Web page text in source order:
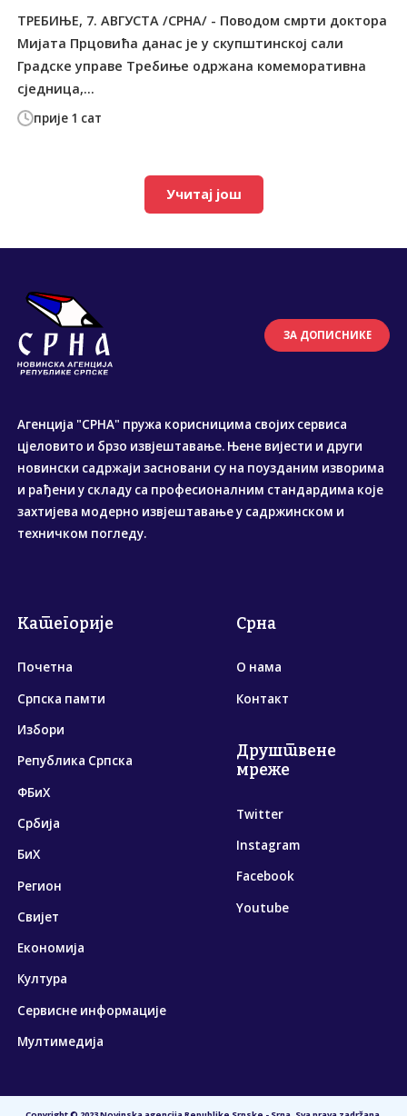
прије 1 сат
ТРЕБИЊЕ, 7. АВГУСТА /СРНА/ - Поводом смрти доктора
Мијата Прцовића данас је у скупштинској сали
Градске управе Требиње одржана комеморативна
сједница,...
Учитај још
ЗА ДОПИСНИКЕ
Агенција "СРНА" пружа корисницима својих сервиса
цјеловито и брзо извјештавање. Њене вијести и други
новински садржаји засновани су на поузданим изворима
и рађени у складу са професионалним стандардима које
захтијева модерно извјештавање у садржинском и
техничком погледу.
Категорије
Почетна
Српска памти
Избори
Република Српска
ФБиХ
Србија
БиХ
Регион
Свијет
Економија
Култура
Сервисне информације
Мултимедија
Срна
О нама
Контакт
Друштвене
мреже
Twitter
Instagram
Facebook
Youtube